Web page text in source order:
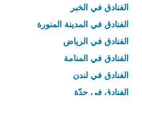
الفنادق في الخبر
الفنادق في المدينة المنورة
الفنادق في الرياض
الفنادق في المنامة
الفنادق في لندن
الفنادق في جدّة